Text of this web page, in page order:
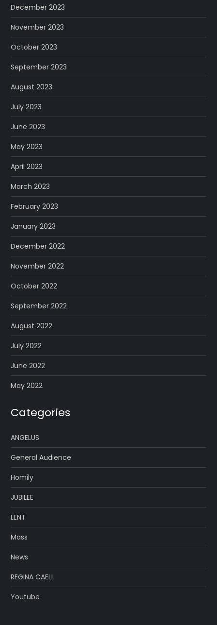
December 2023
November 2023
October 2023
September 2023
August 2023
July 2023
June 2023
May 2023
April 2023
March 2023
February 2023
January 2023
December 2022
November 2022
October 2022
September 2022
August 2022
July 2022
June 2022
May 2022
Categories
ANGELUS
General Audience
Homily
JUBILEE
LENT
Mass
News
REGINA CAELI
Youtube